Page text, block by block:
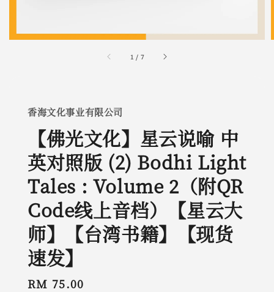
1 / 7
香海文化事业有限公司
【佛光文化】星云说喻 中
英对照版 (2) Bodhi Light
Tales : Volume 2（附QR
Code线上音档）【星云大
师】【台湾书籍】【现货
速发】
Regular
RM 75.00